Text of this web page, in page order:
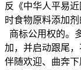
反《中华人平易
时食物原料添加
商标公用权的。
加，并启动跟尾
伴随欢迎、曲奔